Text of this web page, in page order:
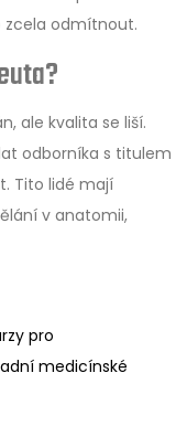
zcela odmítnout.
ale kvalita se liší.
odborníka s titulem
Tito lidé mají
v anatomii,
pro
medicínské